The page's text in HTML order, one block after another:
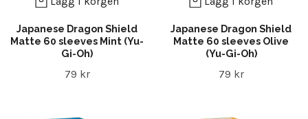
Japanese Dragon Shield
Matte 60 sleeves Mint (Yu-
Gi-Oh)
79 kr
Japanese Dragon Shield
Matte 60 sleeves Olive
(Yu-Gi-Oh)
79 kr